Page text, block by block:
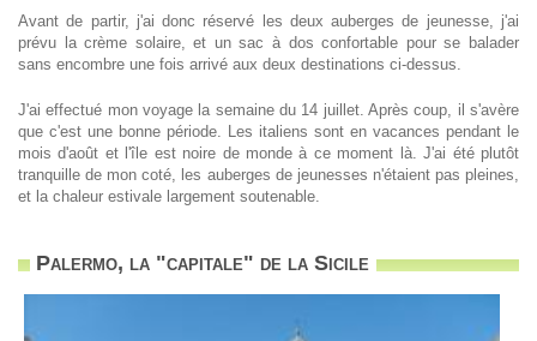
Avant de partir, j'ai donc réservé les deux auberges de jeunesse, j'ai
prévu la crème solaire, et un sac à dos confortable pour se balader
sans encombre une fois arrivé aux deux destinations ci-dessus.
J'ai effectué mon voyage la semaine du 14 juillet. Après coup, il s'avère
que c'est une bonne période. Les italiens sont en vacances pendant le
mois d'août et l'île est noire de monde à ce moment là. J'ai été plutôt
tranquille de mon coté, les auberges de jeunesses n'étaient pas pleines,
et la chaleur estivale largement soutenable.
Palermo, la "capitale" de la Sicile